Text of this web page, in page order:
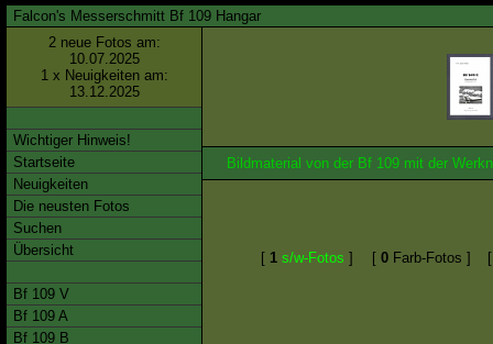
Falcon's Messerschmitt Bf 109 Hangar
2 neue Fotos am:
10.07.2025
1 x Neuigkeiten am:
13.12.2025
Wichtiger Hinweis!
Startseite
Neuigkeiten
Die neusten Fotos
Suchen
Übersicht
Bf 109 V
Bf 109 A
Bf 109 B
Bildmaterial von der Bf 109 mit der
[ 1 s/w-Fotos ] [ 0 Farb-Fotos ]